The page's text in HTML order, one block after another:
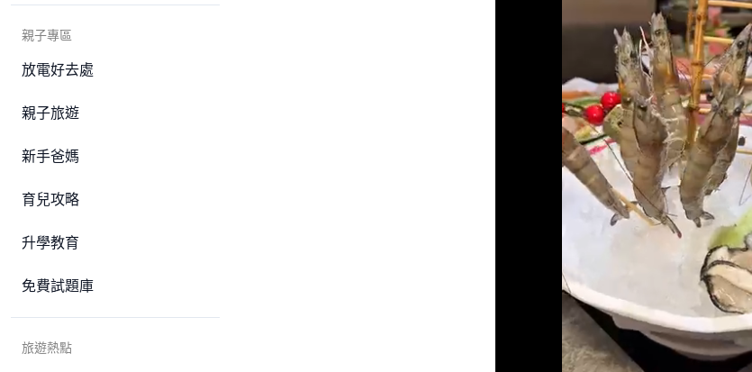
親子專區
放電好去處
親子旅遊
新手爸媽
育兒攻略
升學教育
免費試題庫
旅遊熱點